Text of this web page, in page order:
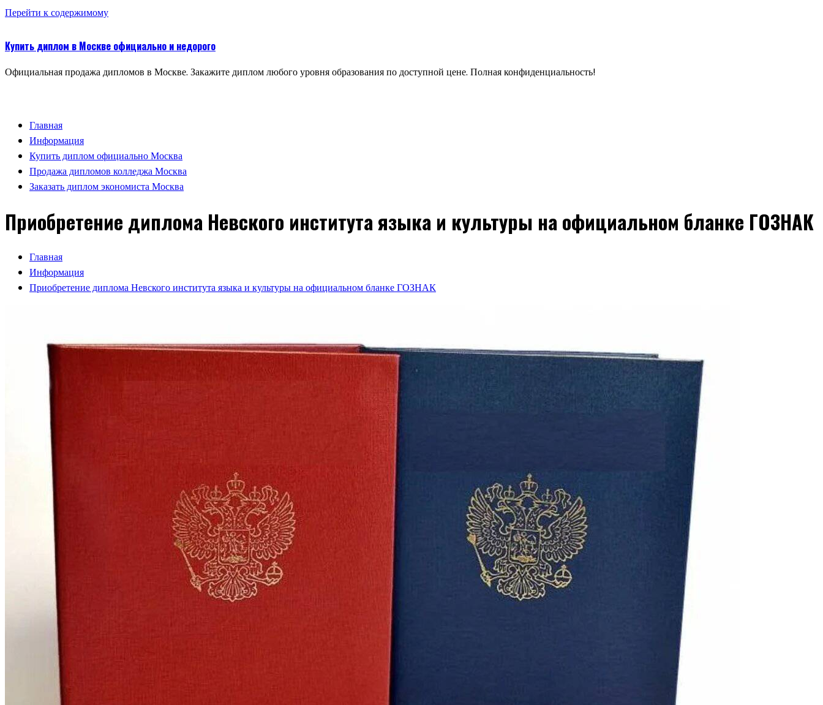
Перейти к содержимому
Купить диплом в Москве официально и недорого
Официальная продажа дипломов в Москве. Закажите диплом любого уровня образования по доступной цене. Полная конфиденциальность!
Главная
Информация
Купить диплом официально Москва
Продажа дипломов колледжа Москва
Заказать диплом экономиста Москва
Приобретение диплома Невского института языка и культуры на официальном бланке ГОЗНАК
Главная
Информация
Приобретение диплома Невского института языка и культуры на официальном бланке ГОЗНАК